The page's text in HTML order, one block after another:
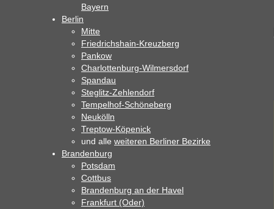
Bayern
Berlin
Mitte
Friedrichshain-Kreuzberg
Pankow
Charlottenburg-Wilmersdorf
Spandau
Steglitz-Zehlendorf
Tempelhof-Schöneberg
Neukölln
Treptow-Köpenick
und alle weiteren Berliner Bezirke
Brandenburg
Potsdam
Cottbus
Brandenburg an der Havel
Frankfurt (Oder)